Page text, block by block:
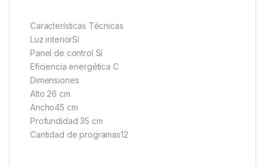
Características Técnicas
Luz interiorSí
Panel de control Sí
Eficiencia energética C
Dimensiones
Alto 26 cm
Ancho45 cm
Profundidad 35 cm
Cantidad de programas12